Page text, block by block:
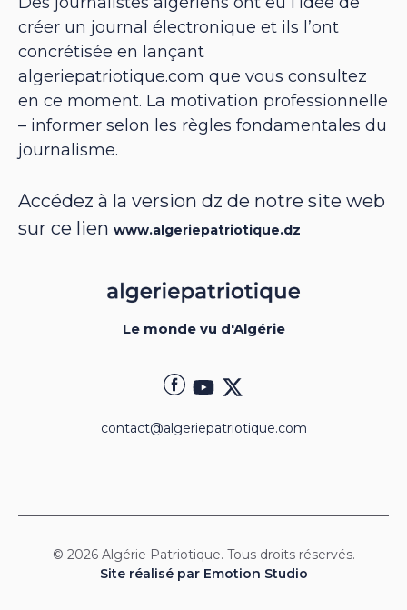
créer un journal électronique et ils l’ont
concrétisée en lançant
algeriepatriotique.com que vous consultez
en ce moment. La motivation professionnelle
– informer selon les règles fondamentales du
journalisme.
Accédez à la version dz de notre site web
sur ce lien www.algeriepatriotique.dz
Le monde vu d'Algérie
contact@algeriepatriotique.com
© 2026 Algérie Patriotique. Tous droits réservés.
Site réalisé par Emotion Studio